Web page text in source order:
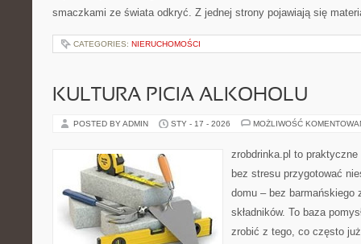
smaczkami ze świata odkryć. Z jednej strony pojawiają się
CATEGORIES: NIERUCHOMOŚCI
KULTURA PICIA ALKOHOLU
POSTED BY ADMIN STY - 17 - 2026 MOŻLIWOŚĆ
zrobdrinka.pl to
bez stresu przygotować
domu – bez
składników. To baza
zrobić z tego, co często